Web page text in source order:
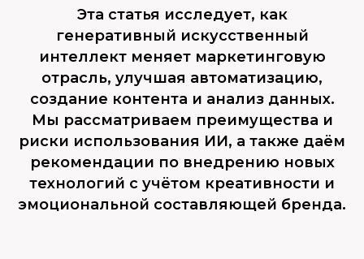
Эта статья исследует, как
генеративный искусственный
интеллект меняет маркетинговую
отрасль, улучшая автоматизацию,
создание контента и анализ данных.
Мы рассматриваем преимущества и
риски использования ИИ, а также даём
рекомендации по внедрению новых
технологий с учётом креативности и
эмоциональной составляющей бренда.